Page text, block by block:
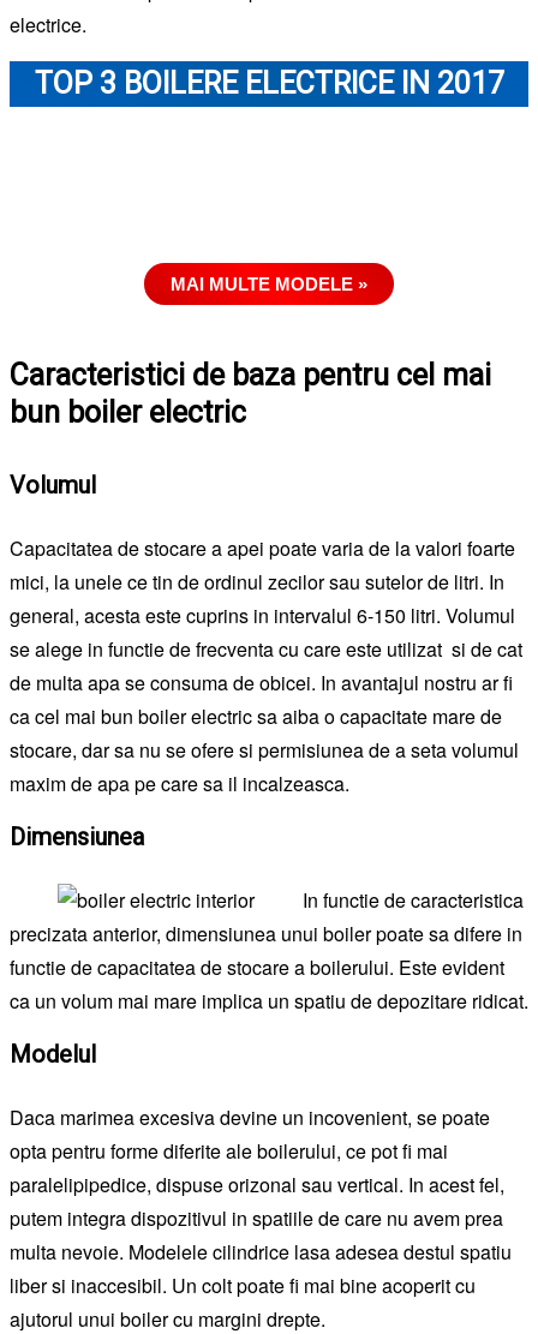
electrice.
TOP 3 BOILERE ELECTRICE IN 2017
MAI MULTE MODELE »
Caracteristici de baza pentru cel mai
bun boiler electric
Volumul
Capacitatea de stocare a apei poate varia de la valori foarte
mici, la unele ce tin de ordinul zecilor sau sutelor de litri. In
general, acesta este cuprins in intervalul 6-150 litri. Volumul
se alege in functie de frecventa cu care este utilizat si de cat
de multa apa se consuma de obicei. In avantajul nostru ar fi
ca cel mai bun boiler electric sa aiba o capacitate mare de
stocare, dar sa nu se ofere si permisiunea de a seta volumul
maxim de apa pe care sa il incalzeasca.
Dimensiunea
In functie de caracteristica
precizata anterior, dimensiunea unui boiler poate sa difere in
functie de capacitatea de stocare a boilerului. Este evident
ca un volum mai mare implica un spatiu de depozitare ridicat.
Modelul
Daca marimea excesiva devine un incovenient, se poate
opta pentru forme diferite ale boilerului, ce pot fi mai
paralelipipedice, dispuse orizonal sau vertical. In acest fel,
putem integra dispozitivul in spatiile de care nu avem prea
multa nevoie. Modelele cilindrice lasa adesea destul spatiu
liber si inaccesibil. Un colt poate fi mai bine acoperit cu
ajutorul unui boiler cu margini drepte.